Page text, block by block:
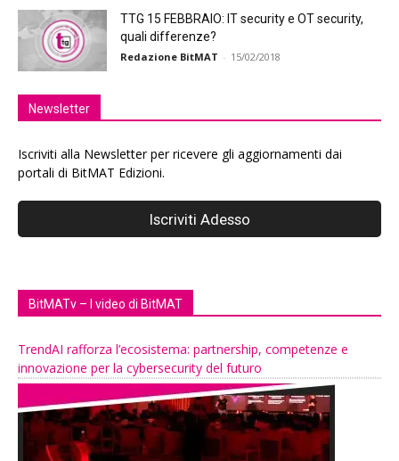
TTG 15 FEBBRAIO: IT security e OT security,
quali differenze?
Redazione BitMAT - 15/02/2018
Newsletter
Iscriviti alla Newsletter per ricevere gli aggiornamenti dai
portali di BitMAT Edizioni.
BitMATv – I video di BitMAT
TrendAI rafforza l’ecosistema: partnership, competenze e
innovazione per la cybersecurity del futuro